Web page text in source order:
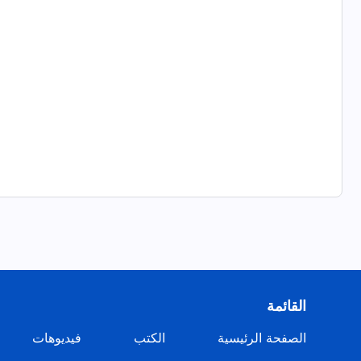
القائمة
الصفحة الرئيسية الكتب فيديوهات